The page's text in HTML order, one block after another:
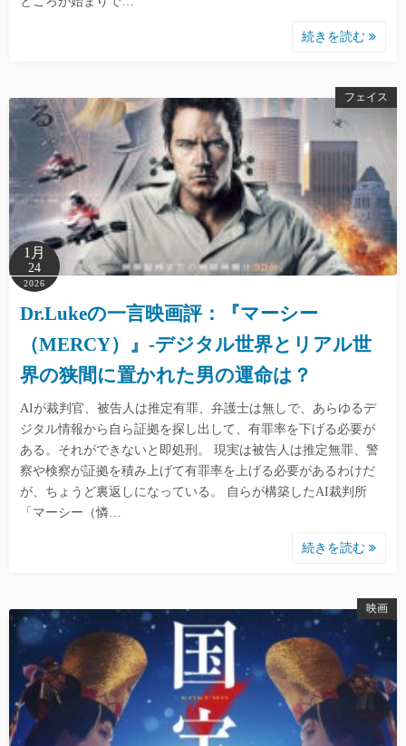
続きを読む
フェイス
1月
24
2026
Dr.Lukeの一言映画評：『マーシー
（MERCY）』-デジタル世界とリアル世
界の狭間に置かれた男の運命は？
AIが裁判官、被告人は推定有罪、弁護士は無しで、あらゆるデ
ジタル情報から自ら証拠を探し出して、有罪率を下げる必要が
ある。それができないと即処刑。 現実は被告人は推定無罪、警
察や検察が証拠を積み上げて有罪率を上げる必要があるわけだ
が、ちょうど裏返しになっている。 自らが構築したAI裁判所
「マーシー（憐…
続きを読む
映画